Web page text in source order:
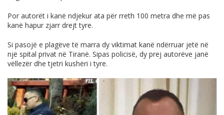
Por autorët i kanë ndjekur ata për rreth 100 metra dhe më pas
kanë hapur zjarr drejt tyre.
Si pasojë e plagëve të marra dy viktimat kanë ndërruar jetë në
një spital privat në Tiranë. Sipas policisë, dy prej autorëve janë
vëllezër dhe tjetri kushëri i tyre.